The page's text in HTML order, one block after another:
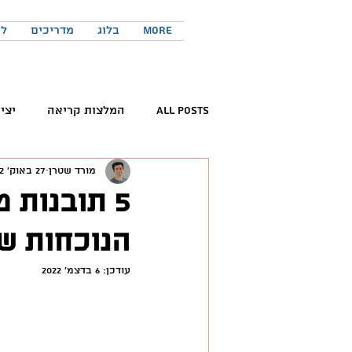
מדריכים בלוג More
All Posts המלצות קריאה
קריאת ספרים פורום
המלצות פודקאסטים
5
הנוכחות
מורד שטרן 27 באוק׳ 2022
עודכן: 6 בדצמ׳ 2022